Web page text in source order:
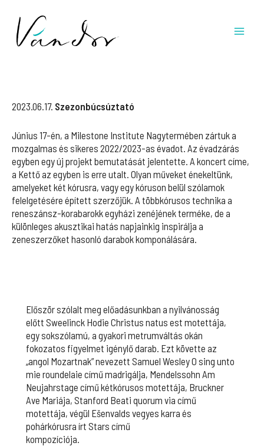
content
2023.06.17. Szezonbúcsúztató
Június 17-én, a Milestone Institute Nagytermében zártuk a
mozgalmas és sikeres 2022/2023-as évadot. Az évadzárás
egyben egy új projekt bemutatását jelentette. A koncert címe,
a Kettő az egyben is erre utalt. Olyan műveket énekeltünk,
amelyeket két kórusra, vagy egy kóruson belül szólamok
felelgetésére épített szerzőjük. A többkórusos technika a
reneszánsz-korabarokk egyházi zenéjének terméke, de a
különleges akusztikai hatás napjainkig inspirálja a
zeneszerzőket hasonló darabok komponálására.
Először szólalt meg előadásunkban a nyilvánosság
előtt Sweelinck Hodie Christus natus est motettája,
egy sokszólamú, a gyakori metrumváltás okán
fokozatos figyelmet igénylő darab. Ezt követte az
„angol Mozartnak” nevezett Samuel Wesley O sing unto
mie roundelaie című madrigálja, Mendelssohn Am
Neujahrstage című kétkórusos motettája, Bruckner
Ave Mariája, Stanford Beati quorum via című
motettája, végül Ešenvalds vegyes karra és
pohárkórusra írt Stars című
kompozíciója.